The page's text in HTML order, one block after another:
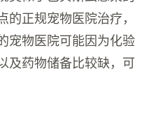
正规宠物医院治疗，
宠物医院可能因为化验
及药物储备比较缺，可